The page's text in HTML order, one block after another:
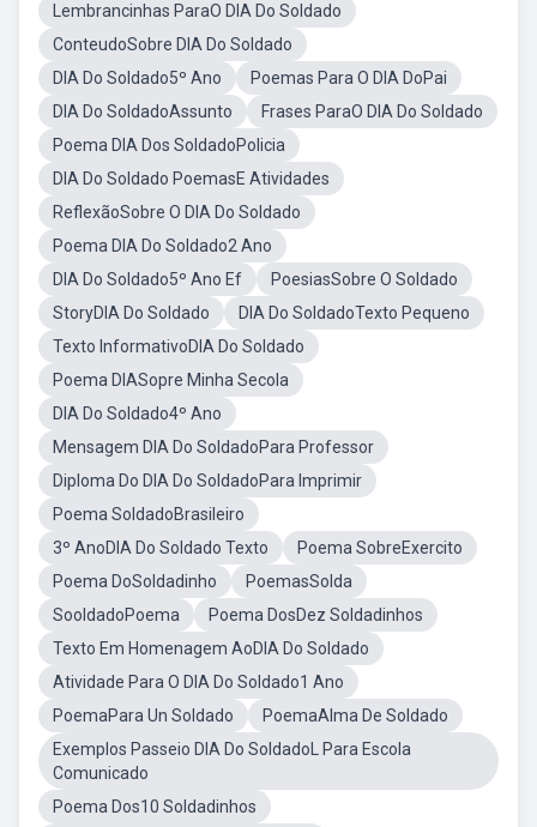
Lembrancinhas ParaO DIA Do Soldado
ConteudoSobre DIA Do Soldado
DIA Do Soldado5º Ano
Poemas Para O DIA DoPai
DIA Do SoldadoAssunto
Frases ParaO DIA Do Soldado
Poema DIA Dos SoldadoPolicia
DIA Do Soldado PoemasE Atividades
ReflexãoSobre O DIA Do Soldado
Poema DIA Do Soldado2 Ano
DIA Do Soldado5º Ano Ef
PoesiasSobre O Soldado
StoryDIA Do Soldado
DIA Do SoldadoTexto Pequeno
Texto InformativoDIA Do Soldado
Poema DIASopre Minha Secola
DIA Do Soldado4º Ano
Mensagem DIA Do SoldadoPara Professor
Diploma Do DIA Do SoldadoPara Imprimir
Poema SoldadoBrasileiro
3º AnoDIA Do Soldado Texto
Poema SobreExercito
Poema DoSoldadinho
PoemasSolda
SooldadoPoema
Poema DosDez Soldadinhos
Texto Em Homenagem AoDIA Do Soldado
Atividade Para O DIA Do Soldado1 Ano
PoemaPara Un Soldado
PoemaAlma De Soldado
Exemplos Passeio DIA Do SoldadoL Para Escola
Comunicado
Poema Dos10 Soldadinhos